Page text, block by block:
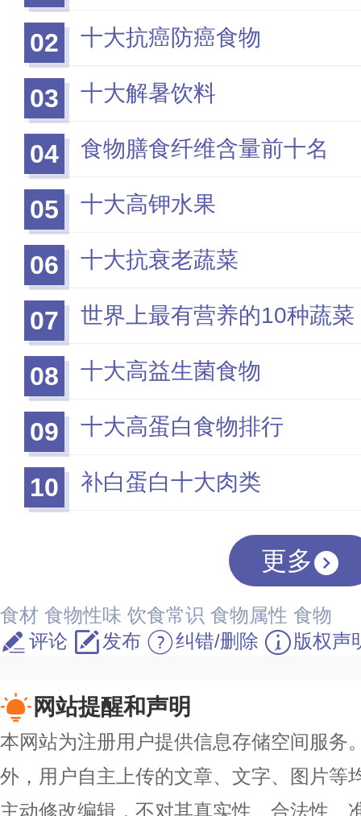
02
十大抗癌防癌食物
03 十大解暑饮料
04 食物膳食纤维含量前十名
05 十大高钾水果
06 十大抗衰老蔬菜
07 世界上最有营养的10种蔬菜
08 十大高益生菌食物
09 十大高蛋白食物排行
10 补白蛋白十大肉类
更多
食材 食物性味 饮食常识 食物属性 食物
评论
发布 纠错/删除 版权声
网站提醒和声明
本网站为注册用户提供信息存储空间服务
外，用户自主上传的文章、文字、图片等
主动修改编辑，不对其真实性、合法性、